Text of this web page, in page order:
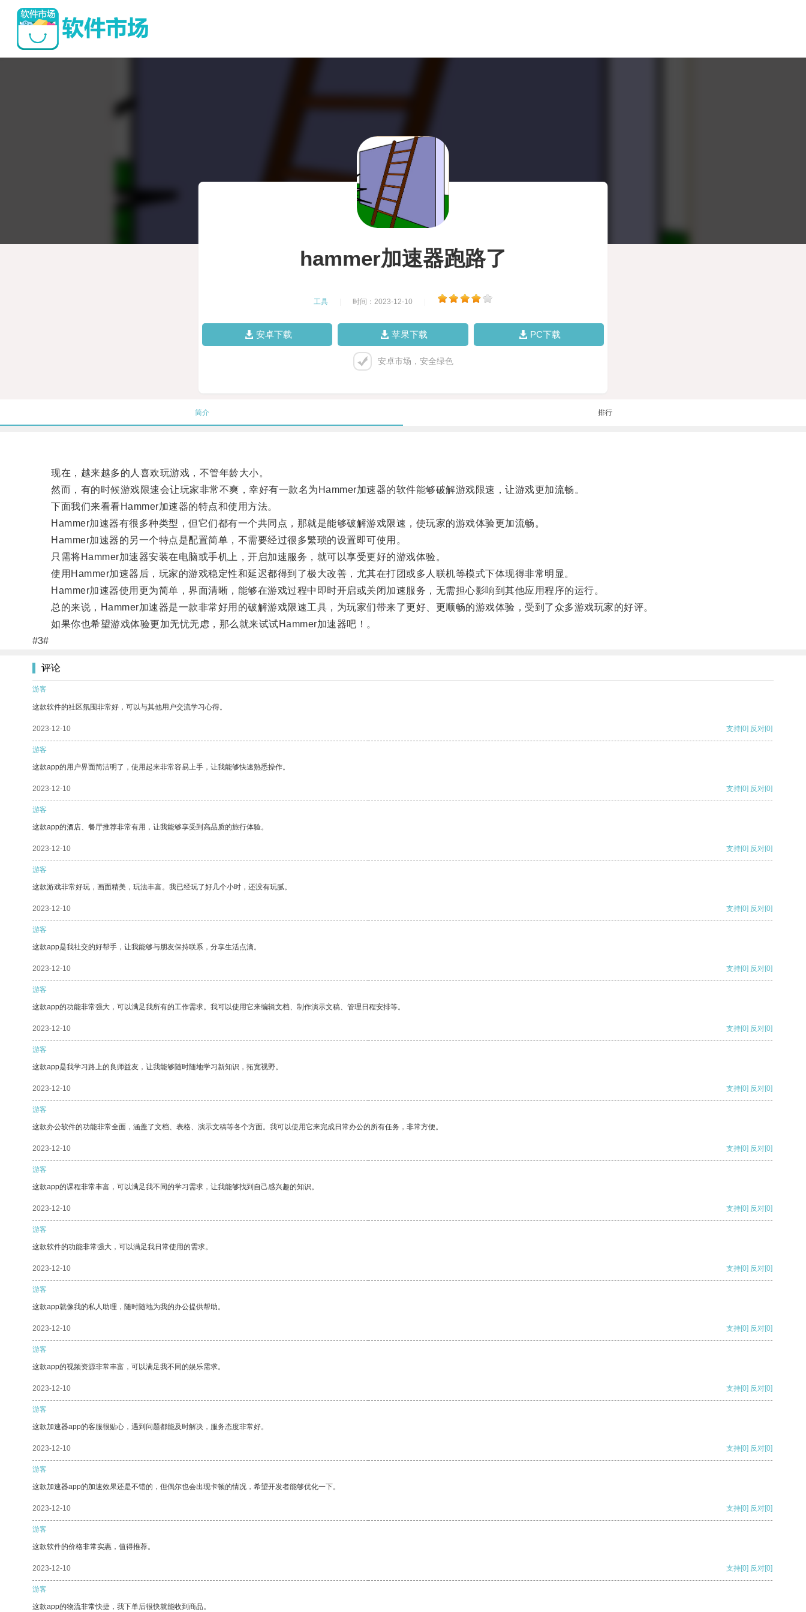
hammer加速器跑路了
工具 时间：2023-12-10
安卓下载 苹果下载 PC下载
安卓市场，安全绿色
简介 排行
现在，越来越多的人喜欢玩游戏，不管年龄大小。
然而，有的时候游戏限速会让玩家非常不爽，幸好有一款名为Hammer加速器的软件能够破解游戏限速，让游戏更加流畅。
下面我们来看看Hammer加速器的特点和使用方法。
Hammer加速器有很多种类型，但它们都有一个共同点，那就是能够破解游戏限速，使玩家的游戏体验更加流畅。
Hammer加速器的另一个特点是配置简单，不需要经过很多繁琐的设置即可使用。
只需将Hammer加速器安装在电脑或手机上，开启加速服务，就可以享受更好的游戏体验。
使用Hammer加速器后，玩家的游戏稳定性和延迟都得到了极大改善，尤其在打团或多人联机等模式下体现得非常明显。
Hammer加速器使用更为简单，界面清晰，能够在游戏过程中即时开启或关闭加速服务，无需担心影响到其他应用程序的运行。
总的来说，Hammer加速器是一款非常好用的破解游戏限速工具，为玩家们带来了更好、更顺畅的游戏体验，受到了众多游戏玩家的好评。
如果你也希望游戏体验更加无忧无虑，那么就来试试Hammer加速器吧！。
#3#
评论
游客
这款软件的社区氛围非常好，可以与其他用户交流学习心得。
2023-12-10 支持[0] 反对[0]
游客
这款app的用户界面简洁明了，使用起来非常容易上手，让我能够快速熟悉操作。
2023-12-10 支持[0] 反对[0]
游客
这款app的酒店、餐厅推荐非常有用，让我能够享受到高品质的旅行体验。
2023-12-10 支持[0] 反对[0]
游客
这款游戏非常好玩，画面精美，玩法丰富。我已经玩了好几个小时，还没有玩腻。
2023-12-10 支持[0] 反对[0]
游客
这款app是我社交的好帮手，让我能够与朋友保持联系，分享生活点滴。
2023-12-10 支持[0] 反对[0]
游客
这款app的功能非常强大，可以满足我所有的工作需求。我可以使用它来编辑文档、制作演示文稿、管理日程安排等。
2023-12-10 支持[0] 反对[0]
游客
这款app是我学习路上的良师益友，让我能够随时随地学习新知识，拓宽视野。
2023-12-10 支持[0] 反对[0]
游客
这款办公软件的功能非常全面，涵盖了文档、表格、演示文稿等各个方面。我可以使用它来完成日常办公的所有任务，非常方便。
2023-12-10 支持[0] 反对[0]
游客
这款app的课程非常丰富，可以满足我不同的学习需求，让我能够找到自己感兴趣的知识。
2023-12-10 支持[0] 反对[0]
游客
这款软件的功能非常强大，可以满足我日常使用的需求。
2023-12-10 支持[0] 反对[0]
游客
这款app就像我的私人助理，随时随地为我的办公提供帮助。
2023-12-10 支持[0] 反对[0]
游客
这款app的视频资源非常丰富，可以满足我不同的娱乐需求。
2023-12-10 支持[0] 反对[0]
游客
这款加速器app的客服很贴心，遇到问题都能及时解决，服务态度非常好。
2023-12-10 支持[0] 反对[0]
游客
这款加速器app的加速效果还是不错的，但偶尔也会出现卡顿的情况，希望开发者能够优化一下。
2023-12-10 支持[0] 反对[0]
游客
这款软件的价格非常实惠，值得推荐。
2023-12-10 支持[0] 反对[0]
游客
这款app的物流非常快捷，我下单后很快就能收到商品。